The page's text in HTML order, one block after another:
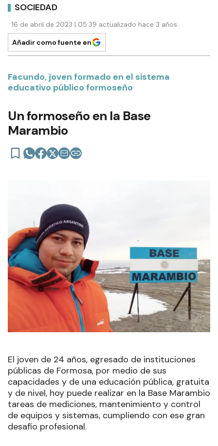
SOCIEDAD
16 de abril de 2023 | 05:39 actualizado hace 3 años
Añadir como fuente en
Facundo, joven formado en el sistema
educativo público formoseño
Un formoseño en la Base
Marambio
El joven de 24 años, egresado de instituciones
públicas de Formosa, por medio de sus
capacidades y de una educación pública, gratuita
y de nivel, hoy puede realizar en la Base Marambio
tareas de mediciones, mantenimiento y control
de equipos y sistemas, cumpliendo con ese gran
desafío profesional.